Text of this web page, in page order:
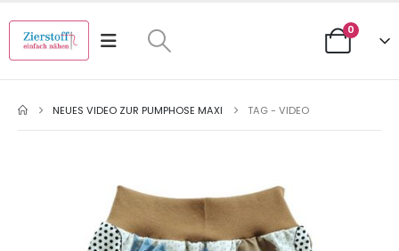
0
NEUES VIDEO ZUR PUMPHOSE MAXI TAG -VIDEO